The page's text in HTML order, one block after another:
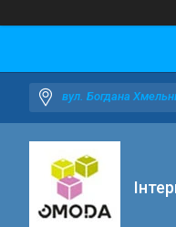
вул. Богдана